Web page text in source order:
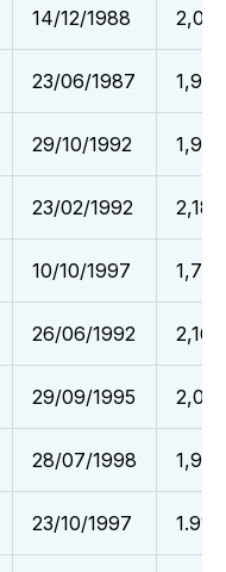
14/12/1988 2,03
23/06/1987 1,96
29/10/1992 1,99
23/02/1992 2,18
10/10/1997 1,79
26/06/1992 2,16
29/09/1995 2,06
28/07/1998 1,93
23/10/1997 1.91